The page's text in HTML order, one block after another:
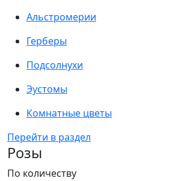
Альстромерии
Герберы
Подсолнухи
Эустомы
Комнатные цветы
Перейти в раздел
Розы
По количеству